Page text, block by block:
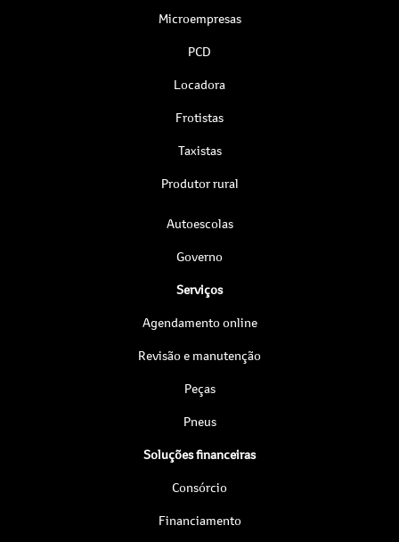
Microempresas
PCD
Locadora
Frotistas
Taxistas
Produtor rural
Autoescolas
Governo
Serviços
Agendamento online
Revisão e manutenção
Peças
Pneus
Soluções financeiras
Consórcio
Financiamento